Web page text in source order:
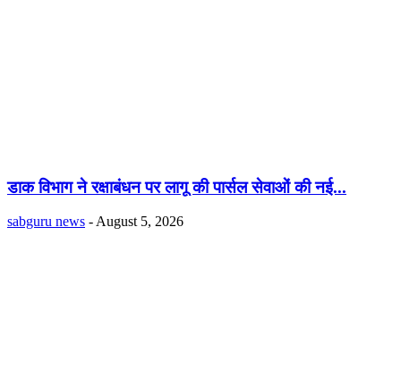
डाक विभाग ने रक्षाबंधन पर लागू की पार्सल सेवाओं की नई...
sabguru news - August 5, 2026